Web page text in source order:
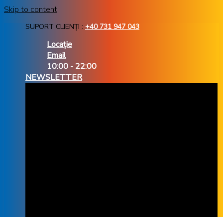
Skip to content
SUPORT CLIENȚI : +40 731 947 043
Locație
Email
10:00 - 22:00
NEWSLETTER